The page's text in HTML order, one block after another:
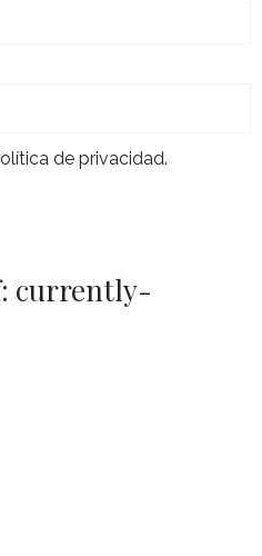
de privacidad.
currently-